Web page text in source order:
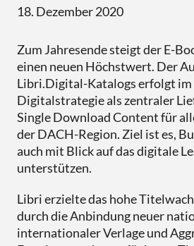
Downloads
Transport
Produkte
Übersicht
Quimus
Libri.Warenwirtschaft
Libri.Shopline
tolino
Mein Libri
Services
Übersicht
Schulbuchgeschäft
Just the Best
Best of Manga
Libri.Campus
Gründung & Nachfolge
Print
eBooks
Verkaufsförderung
Für Autor*innen
Veranstaltungen
Presse
Mein.Libri
DE EN FR
18. Dezember 2020
Zum Jahresende steigt der E-
einen neuen Höchstwert. Der
Libri.Digital-Katalogs erfolgt im
Digitalstrategie als zentraler
Single Download Content für
der DACH-Region. Ziel ist es,
auch mit Blick auf das digitale
unterstützen.
Libri erzielte das hohe
durch die Anbindung neuer
internationaler Verlage und